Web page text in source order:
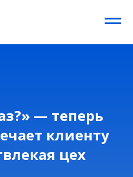
— теперь
клиенту
цех